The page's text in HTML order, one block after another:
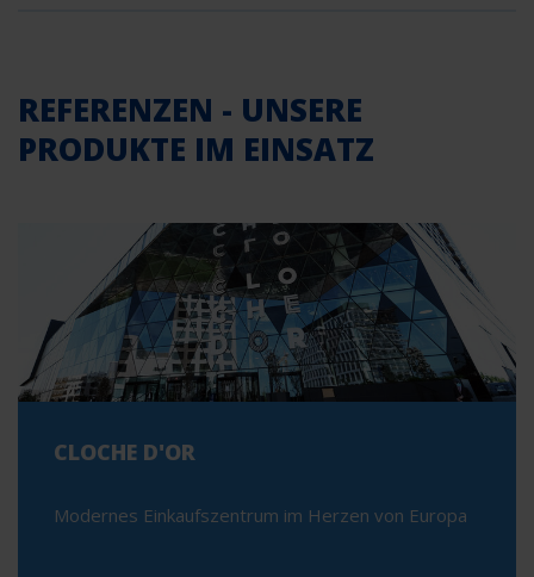
REFERENZEN - UNSERE
PRODUKTE IM EINSATZ
CLOCHE D'OR
Modernes Einkaufszentrum im Herzen von Europa